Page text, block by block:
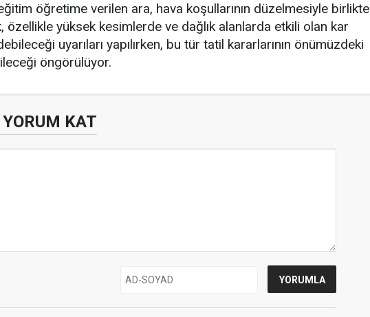
öğretime verilen ara, hava koşullarının düzelmesiyle birlikte
özellikle yüksek kesimlerde ve dağlık alanlarda etkili olan kar
uyarıları yapılırken, bu tür tatil kararlarının önümüzdeki
öngörülüyor.
YORUM KAT